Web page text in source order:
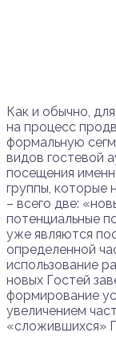
Как и обычно,
на процесс
формальную
видов гостевой
посещения
группы, которые
– всего две:
потенциальные
уже являются
определенной
использование
новых Гостей
формирование
увеличением
«сложившихся»